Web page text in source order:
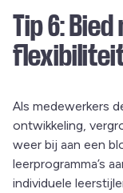
Tip 6:
Als medewerkers
ontwikkeling,
weer bij aan een
leerprogramma’s
individuele